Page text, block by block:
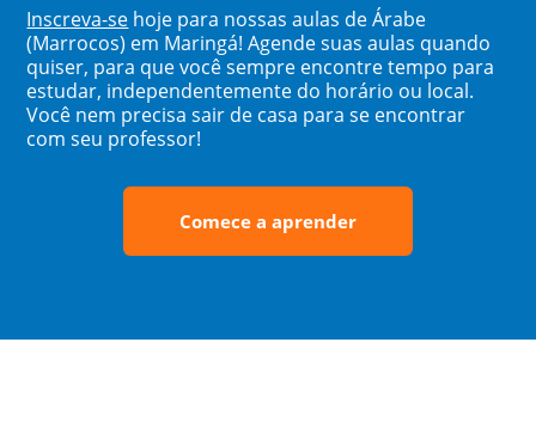
Inscreva-se hoje para nossas aulas de Árabe
(Marrocos) em Maringá! Agende suas aulas quando
quiser, para que você sempre encontre tempo para
estudar, independentemente do horário ou local.
Você nem precisa sair de casa para se encontrar
com seu professor!
Comece a aprender